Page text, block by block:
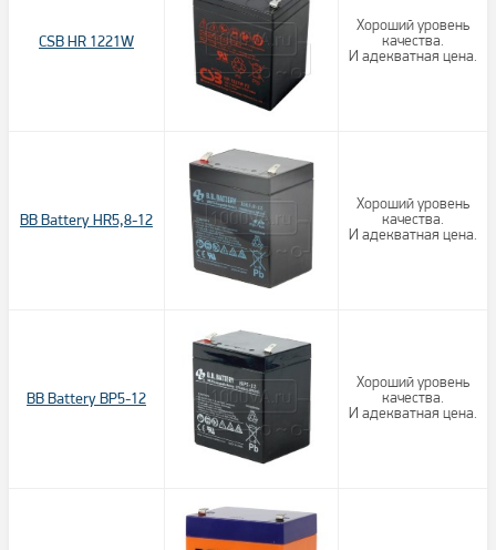
CSB HR 1221W
Хороший уровень
качества.
И адекватная цена.
BB Battery HR5,8-12
Хороший уровень
качества.
И адекватная цена.
BB Battery BP5-12
Хороший уровень
качества.
И адекватная цена.